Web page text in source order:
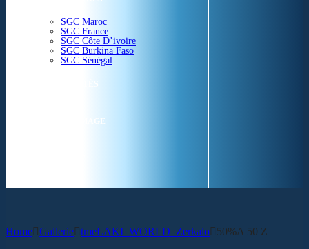
SGC Maroc
SGC France
SGC Côte D’ivoire
SGC Burkina Faso
SGC Sénégal
ACTUALITÉS
SGC EN IMAGE
Home Gallerie tmeLAKI_WORLD_Zerkalo 50%A 50 Z